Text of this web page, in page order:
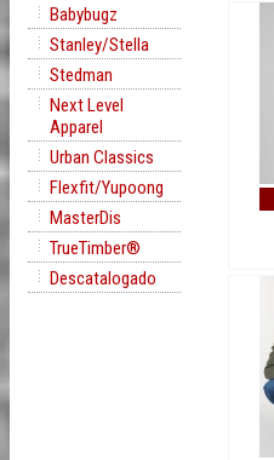
Babybugz
Stanley/Stella
Stedman
Next Level
Apparel
Urban Classics
Flexfit/Yupoong
MasterDis
TrueTimber®
Descatalogado